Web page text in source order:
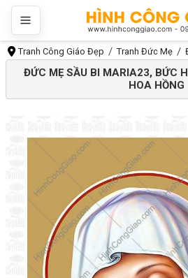
Tranh Công Giáo Đẹp Tranh Đức Mẹ
ĐỨC MẸ SẦU BI MARIA23, BỨC
HOA HỒNG